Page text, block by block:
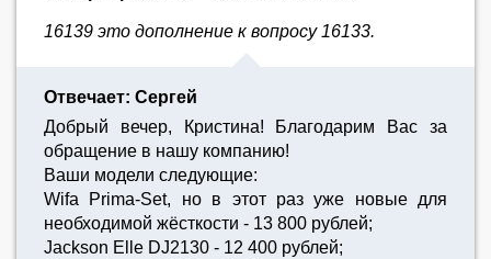
16139 это дополнение к вопросу 16133.
Отвечает: Сергей
Добрый вечер, Кристина! Благодарим Вас за
обращение в нашу компанию!
Ваши модели следующие:
Wifa Prima-Set, но в этот раз уже новые для
необходимой жёсткости - 13 800 рублей;
Jackson Elle DJ2130 - 12 400 рублей;